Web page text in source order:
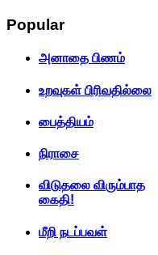
Popular
அனாதை பிணம்
உறவுகள் பிரிவதில்லை
பைத்தியம்
நிராசை
விடுதலை விரும்பாத
கைதி!
மீறி நடப்பவள்